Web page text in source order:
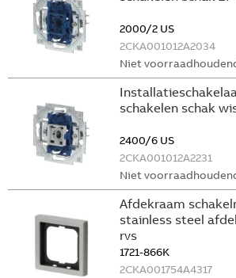
2000/2 US
2CKA001012A2034
Niet
schakelen schak
2400/6 US
2CKA001012A2231
Niet
Afdekraam
stainless steel
rvs
1721-866K
2CKA001754A4317